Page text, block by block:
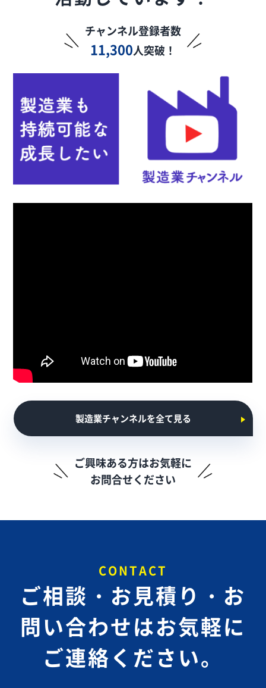
チャンネル登録者数
11,300人突破！
製造業チャンネルを全て見る
ご興味ある方はお気軽に
お問合せください
CONTACT
ご相談・お見積り・お
問い合わせはお気軽に
ご連絡ください。